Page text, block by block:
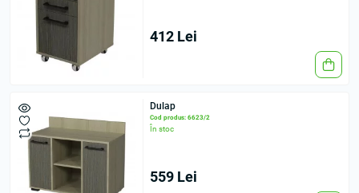
412 Lei
Dulap
Cod produs: 6623/2
În stoc
559 Lei